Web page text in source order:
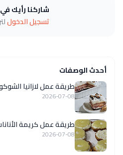
شاركنا رأيك
تسجيل الدخول
أحدث الوصفات
طريقة عمل لازانيا
2026-07-08
طريقة عمل كريمة
2026-07-08